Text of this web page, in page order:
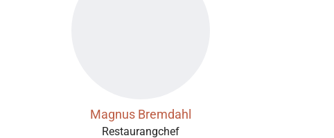
Magnus Bremdahl
Restaurangchef